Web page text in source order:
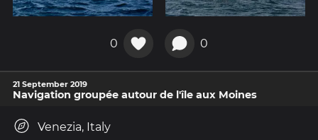
0 0
21 September 2019
Navigation groupée autour de l'île aux Moines
Venezia, Italy